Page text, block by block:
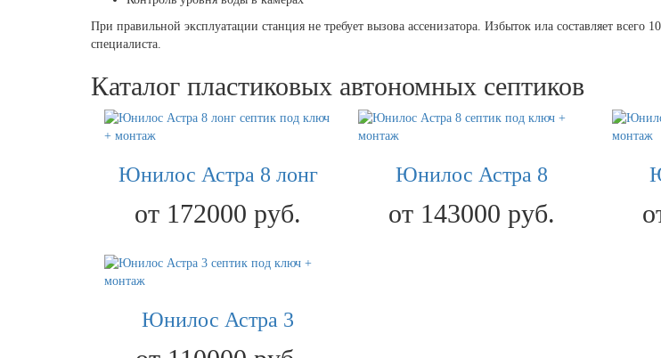
При правильной эксплуатации станция не требует вызова ассенизатора. Избыток ила составляет
специалиста.
Каталог пластиковых автономных септиков
Юнилос Астра 8 лонг
от 172000 руб.
Юнилос Астра 8
от 143000 руб.
Юнилос Астра 3